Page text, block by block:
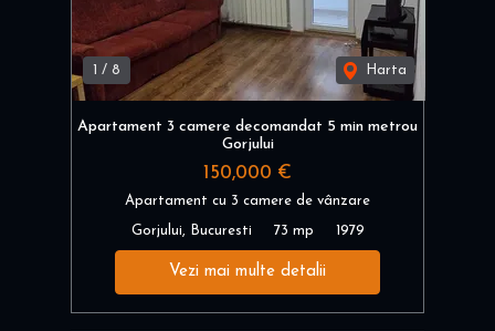
1 / 8 Harta
Apartament 3 camere decomandat 5 min metrou
Gorjului
150,000 €
Apartament cu 3 camere de vânzare
Gorjului, Bucuresti 73 mp 1979
Vezi mai multe detalii